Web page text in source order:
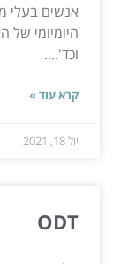
אנשים בעלי
היומיומי
וכד'....
קרא עוד »
יול 18, 2021
ODT